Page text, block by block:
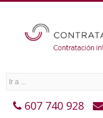
607 740 928